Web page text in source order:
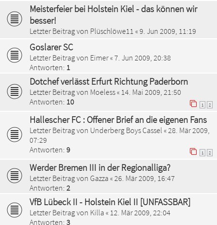
Meisterfeier bei Holstein Kiel - das können wir
besser!
Letzter Beitrag von Plüschlöwe11 «9. Jun 2009, 11:19
Goslarer SC
Letzter Beitrag von Eimer«7. Jun 2009, 20:38
Antworten: 1
Dotchef verlässt Erfurt Richtung Paderborn
Letzter Beitrag von Moeless« 14. Mai 2009, 21:50
Antworten: 10 1 2
Hallescher FC : Offener Brief an die eigenen Fans
Letzter Beitrag von Underberg Boys Cassel « 28. Mär 2009,
07:29
Antworten: 9 1 2
Werder Bremen III in der Regionalliga?
Letzter Beitrag von Gazza « 26. Mär 2009, 16:47
Antworten: 2
VfB Lübeck II - Holstein Kiel II [UNFASSBAR]
Letzter Beitrag von Killa « 12. Mär 2009, 22:04
Antworten: 3